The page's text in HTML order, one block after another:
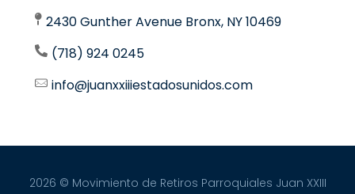
2430 Gunther Avenue Bronx, NY 10469
(718) 924 0245
info@juanxxiiiestadosunidos.com
2026 © Movimiento de Retiros Parroquiales Juan XXIII